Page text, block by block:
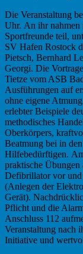
Die Veranstaltung
Uhr. An ihr nahmen
Sportfreunde teil,
SV Hafen Rostock
Pietsch, Bernhard
Georgi. Die
Tietze vom ASB
Ausführungen auf
ohne eigene
erlebter Beispiele
methodisches
Oberkörpers,
Beatmung bei in
Hilfebedürftigen.
praktische Übungen
Defibrillator vor und
(Anlegen der
Gerät).
Pflicht und die
Anschluss 112
Veranstaltung nach
Initiative und